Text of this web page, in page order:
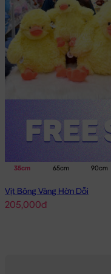
35cm 65cm 90cm
Vịt Bông Vàng Hờn Dỗi
205,000đ